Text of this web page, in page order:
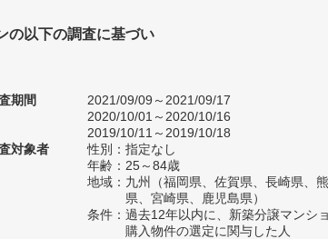
の以下の調査に基づい
期間
2021/09/09～2021/09/17
2020/10/01～2020/10/16
2019/10/11～2019/10/18
対象者
性別：指定なし
年齢：25～84歳
地域：九州（福岡県、佐賀県、長崎県、
県、宮崎県、鹿児島県）
条件：過去12年以内に、新築分譲マンシ
購入物件の選定に関与した人